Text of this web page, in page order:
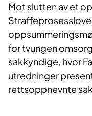
​Mot slutten av et
for tvungen
sakkyndige, hvor
utredninger
rettsoppnevnte